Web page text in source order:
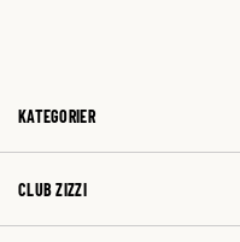
KATEGORIER
CLUB ZIZZI